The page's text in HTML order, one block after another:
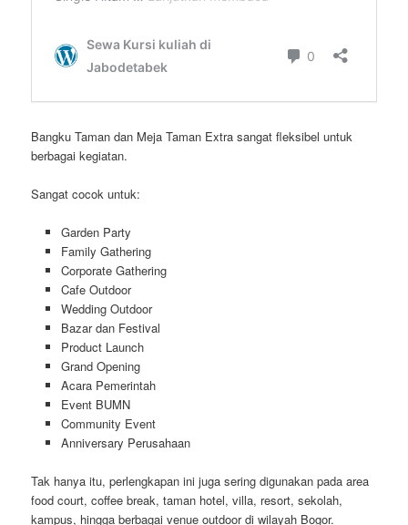
Bangku Taman dan Meja Taman Extra sangat fleksibel untuk
berbagai kegiatan.
Sangat cocok untuk:
Garden Party
Family Gathering
Corporate Gathering
Cafe Outdoor
Wedding Outdoor
Bazar dan Festival
Product Launch
Grand Opening
Acara Pemerintah
Event BUMN
Community Event
Anniversary Perusahaan
Tak hanya itu, perlengkapan ini juga sering digunakan pada area
food court, coffee break, taman hotel, villa, resort, sekolah,
kampus, hingga berbagai venue outdoor di wilayah Bogor.